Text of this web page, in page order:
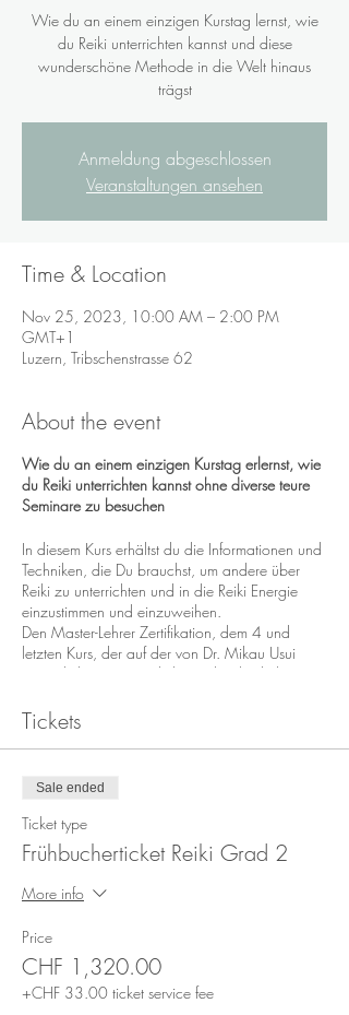
Wie du an einem einzigen Kurstag lernst, wie
du Reiki unterrichten kannst und diese
wunderschöne Methode in die Welt hinaus
trägst
Anmeldung abgeschlossen
Veranstaltungen ansehen
Time & Location
Nov 25, 2023, 10:00 AM – 2:00 PM
GMT+1
Luzern, Tribschenstrasse 62
About the event
Wie du an einem einzigen Kurstag erlernst, wie
du Reiki unterrichten kannst ohne diverse teure
Seminare zu besuchen
In diesem Kurs erhältst du die Informationen und
Techniken, die Du brauchst, um andere über
Reiki zu unterrichten und in die Reiki Energie
einzustimmen und einzuweihen.
Den Master-Lehrer Zertifikation, dem 4 und
letzten Kurs, der auf der von Dr. Mikau Usui
entwickelten ursprüngliche Heilmethode basiert.
möchten. Der Entscheid, ob du diese auch
weitergeben möchtest, liegt bei dir. Das heisst,
Du kannst auch nur Reiki Level 1-3 weitergeben
ohne die Einweihung.
Diese wunderschöne Heilmethode
weiterzugeben damit wir uns alle heilen können.
Die Welt als Gemeinschaft zu sehen und um zu
lernen zusammen zu leben und zu erkennen,
dass wir alle miteinander verbunden sind und in
Ausbildungsinhalte des Reiki Level 3 & 4
Einführung und Lehre über das Reiki Level
3 Master und Master-Lehrer
Tickets
Sale ended
Ticket type
Frühbucherticket Reiki Grad 2
More info
Price
CHF 1,320.00
+CHF 33.00 ticket service fee